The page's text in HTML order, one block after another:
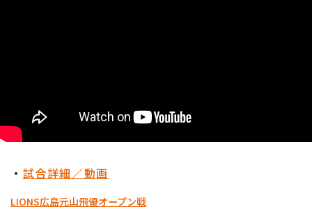
・ 試合詳細／動画
LIONS広島元山飛優オープン戦